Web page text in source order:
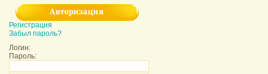
Регистрация
Забыл пароль?
Логин:
Пароль: